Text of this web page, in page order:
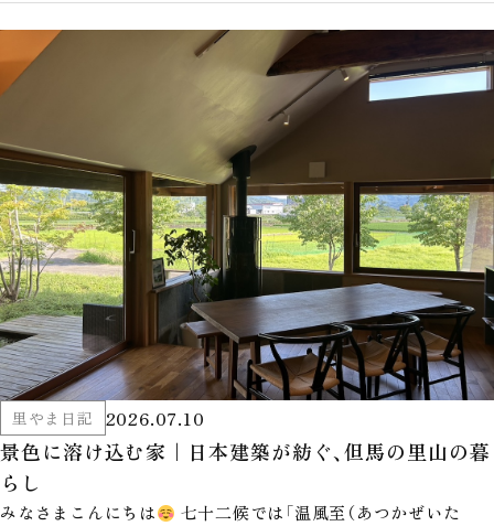
里やま日記 2026.07.10
景色に溶け込む家｜日本建築が紡ぐ、但馬の里山の暮
らし
みなさまこんにちは
七十二候では「温風至（あつかぜいた